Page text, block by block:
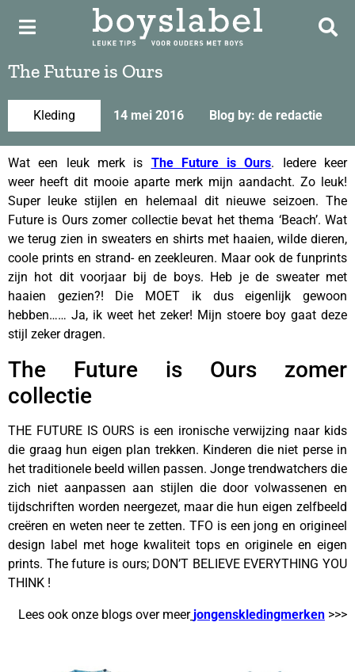
The Future is Ours
Kleding 14 mei 2016 Blog by: de redactie
Wat een leuk merk is The Future is Ours. Iedere keer
weer heeft dit mooie aparte merk mijn aandacht. Zo leuk!
Super leuke stijlen en helemaal dit nieuwe seizoen. The
Future is Ours zomer collectie bevat het thema ‘Beach’. Wat
we terug zien in sweaters en shirts met haaien, wilde dieren,
coole prints en strand- en zeekleuren. Maar ook de funprints
zijn hot dit voorjaar bij de boys. Heb je de sweater met
haaien gezien?! Die MOET ik dus eigenlijk gewoon
hebben…… Ja, ik weet het zeker! Mijn stoere boy gaat deze
stijl zeker dragen.
The Future is Ours zomer
collectie
THE FUTURE IS OURS is een ironische verwijzing naar kids
die graag hun eigen plan trekken. Kinderen die niet perse in
het traditionele beeld willen passen. Jonge trendwatchers die
zich niet aanpassen aan stijlen die door volwassenen en
tijdschriften worden neergezet, maar die hun eigen zelfbeeld
creëren en weten neer te zetten. TFO is een jong en origineel
design label met hoge kwaliteit tops en originele en eigen
prints. The future is ours; DON’T BELIEVE EVERYTHING YOU
THINK !
Lees ook onze blogs over meer jongenskledingmerken >>>